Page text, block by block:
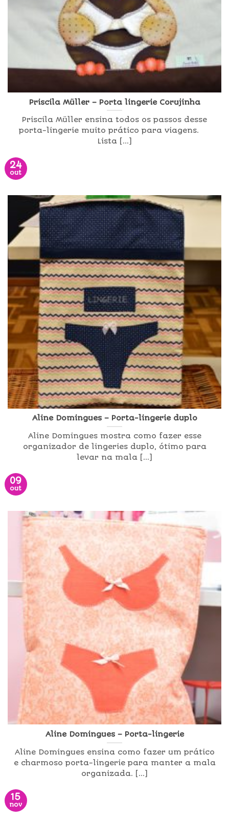
Priscila Müller – Porta lingerie Corujinha
Priscila Müller ensina todos os passos desse
porta-lingerie muito prático para viagens.
Lista [...]
24
out
Aline Domingues – Porta-lingerie duplo
Aline Domingues mostra como fazer esse
organizador de lingeries duplo, ótimo para
levar na mala [...]
09
out
Aline Domingues – Porta-lingerie
Aline Domingues ensina como fazer um prático
e charmoso porta-lingerie para manter a mala
organizada. [...]
15
nov